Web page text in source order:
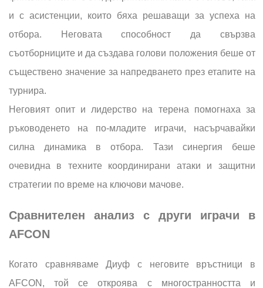
и с асистенции, които бяха решаващи за успеха на
отбора. Неговата способност да свързва
съотборниците и да създава голови положения беше от
съществено значение за напредването през етапите на
турнира.
Неговият опит и лидерство на терена помогнаха за
ръководенето на по-младите играчи, насърчавайки
силна динамика в отбора. Тази синергия беше
очевидна в техните координирани атаки и защитни
стратегии по време на ключови мачове.
Сравнителен анализ с други играчи в
AFCON
Когато сравняваме Диуф с неговите връстници в
AFCON, той се откроява с многостранността и